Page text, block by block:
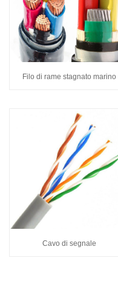
Filo di rame stagnato marino
Cavo di segnale